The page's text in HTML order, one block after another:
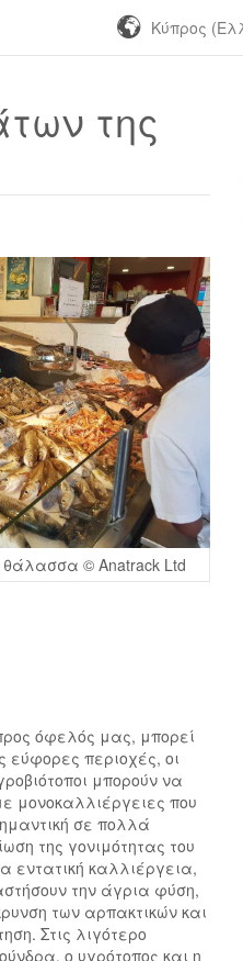
Κύπρος
της
© Anatrack Ltd
όφελός μας, μπορεί
εύφορες περιοχές, οι
μπορούν να
μονοκαλλιέργειες που
σε πολλά
της γονιμότητας του
εντατική καλλιέργεια,
την άγρια ​​φύση,
των αρπακτικών και
Στις λιγότερο
ο υγρότοπος και η